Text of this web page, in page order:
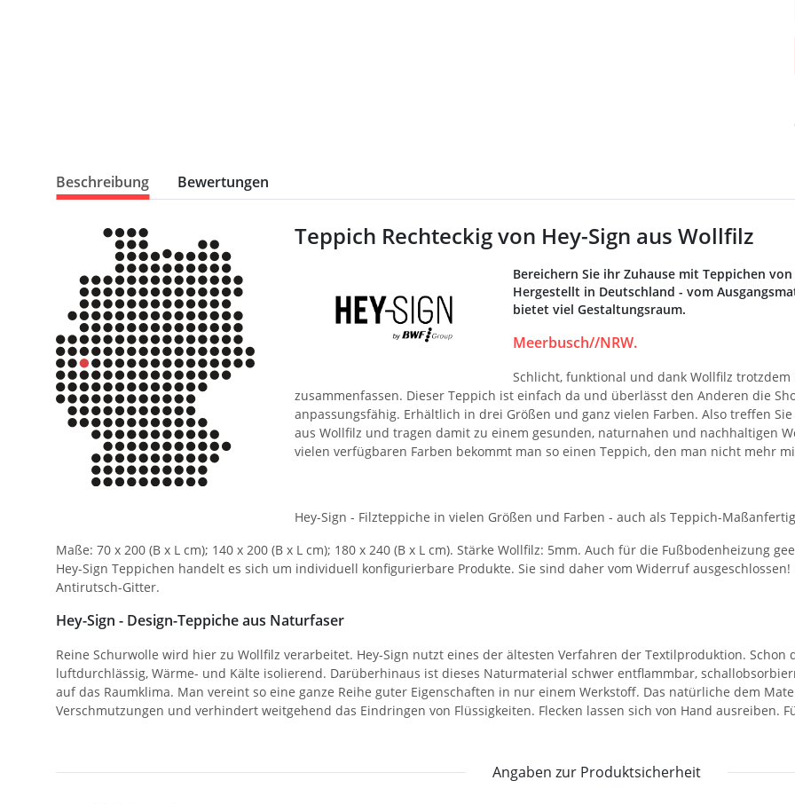
Beschreibung Bewertungen
Teppich Rechteckig von Hey-Sign aus Wollfilz
Bereichern Sie ihr Zuhause mit Teppichen
Hergestellt in Deutschland - vom
bietet viel Gestaltungsraum.
Meerbusch//NRW.
Schlicht, funktional und dank Wollfilz
zusammenfassen. Dieser Teppich ist einfach da und überlässt den Anderen die
anpassungsfähig. Erhältlich in drei Größen und ganz vielen Farben. Also treffen
aus Wollfilz und tragen damit zu einem gesunden, naturnahen und nachhaltigen
vielen verfügbaren Farben bekommt man so einen Teppich, den man nicht mehr
Hey-Sign - Filzteppiche in vielen Größen und Farben - auch als Teppich-
Maße: 70 x 200 (B x L cm); 140 x 200 (B x L cm); 180 x 240 (B x L cm). Stärke Wollfilz: 5mm. Auch für die Fußbodenheizung
Hey-Sign Teppichen handelt es sich um individuell konfigurierbare Produkte. Sie sind daher vom Widerruf
Antirutsch-Gitter.
Hey-Sign - Design-Teppiche aus Naturfaser
Reine Schurwolle wird hier zu Wollfilz verarbeitet. Hey-Sign nutzt eines der ältesten Verfahren der Textilproduktion.
luftdurchlässig, Wärme- und Kälte isolierend. Darüberhinaus ist dieses Naturmaterial schwer entflammbar,
auf das Raumklima. Man vereint so eine ganze Reihe guter Eigenschaften in nur einem Werkstoff. Das natürliche dem
Verschmutzungen und verhindert weitgehend das Eindringen von Flüssigkeiten. Flecken lassen sich von Hand ausreiben.
Angaben zur Produktsicherheit